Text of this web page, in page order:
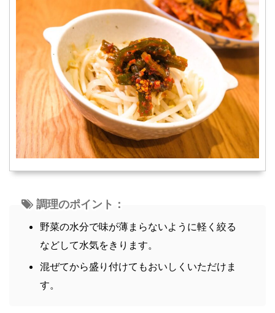
調理のポイント：
野菜の水分で味が薄まらないように軽く絞る
などして水気をきります。
混ぜてから盛り付けてもおいしくいただけま
す。